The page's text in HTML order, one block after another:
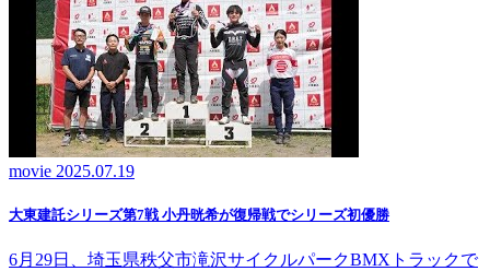
movie 2025.07.19
大東建託シリーズ第7戦 ⼩丹晄希が復帰戦でシリーズ初優勝
6月29日、埼玉県秩父市滝沢サイクルパークBMXトラックで